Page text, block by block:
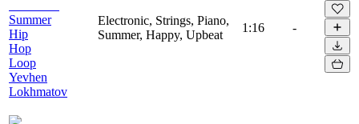
Summer
Hip
Hop
Loop
Yevhen
Lokhmatov
Electronic, Strings, Piano,
Summer, Happy, Upbeat
1:16 -